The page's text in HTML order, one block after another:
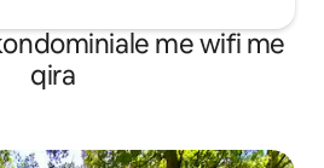
me wifi me
qira